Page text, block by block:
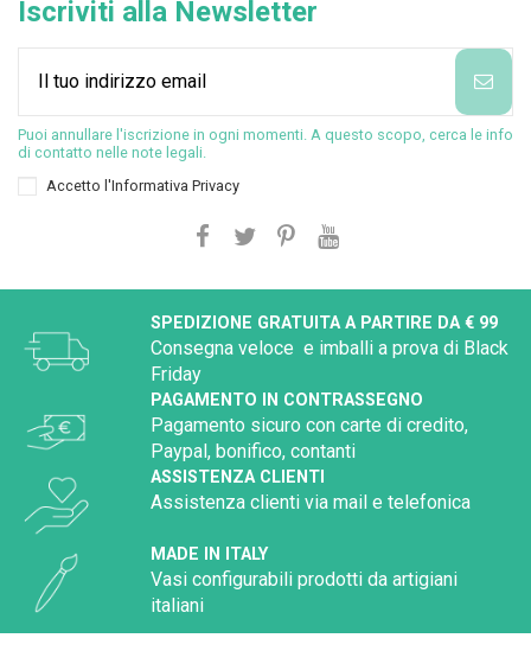
Iscriviti alla Newsletter
Puoi annullare l'iscrizione in ogni momenti. A questo scopo, cerca le info
di contatto nelle note legali.
Accetto l'Informativa Privacy
SPEDIZIONE GRATUITA A PARTIRE DA € 99
Consegna veloce e imballi a prova di Black
Friday
PAGAMENTO IN CONTRASSEGNO
Pagamento sicuro con carte di credito,
Paypal, bonifico, contanti
ASSISTENZA CLIENTI
Assistenza clienti via mail e telefonica
MADE IN ITALY
Vasi configurabili prodotti da artigiani
italiani